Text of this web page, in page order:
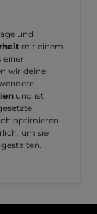
und
mit einem
einer
wir deine
und ist
optimieren
um sie